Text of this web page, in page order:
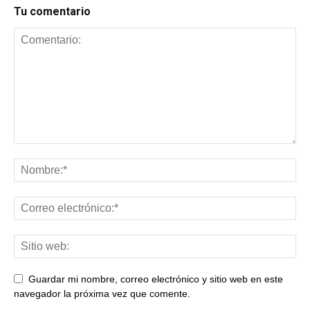
Tu comentario
Guardar mi nombre, correo electrónico y sitio web en este
navegador la próxima vez que comente.